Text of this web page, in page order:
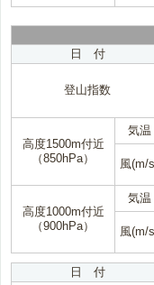
日 付
登山指数
高度1500m付近
（850hPa）
気温
風(m/
高度1000m付近
（900hPa）
気温
風(m/
日 付